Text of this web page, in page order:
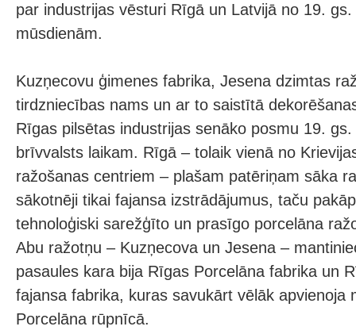
par industrijas vēsturi Rīgā un Latvijā no 19.
mūsdienām.
Kuzņecovu ģimenes fabrika, Jesena dzimtas
tirdzniecības nams un ar to saistītā
Rīgas pilsētas industrijas senāko posmu 19.
brīvvalsts laikam. Rīgā – tolaik vienā no
ražošanas centriem – plašam patēriņam sāka
sākotnēji tikai fajansa izstrādājumus, taču
tehnoloģiski sarežģīto un prasīgo porcelāna
Abu ražotņu – Kuzņecova un Jesena –
pasaules kara bija Rīgas Porcelāna fabrika un
fajansa fabrika, kuras savukārt vēlāk apvienoja
Porcelāna rūpnīcā.